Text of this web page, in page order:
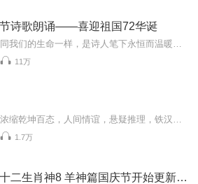
诗歌朗诵——喜迎祖国72华诞
11万
1.7万
小猪屏蓬十二生肖神8 羊神篇国庆节开始更新啦！